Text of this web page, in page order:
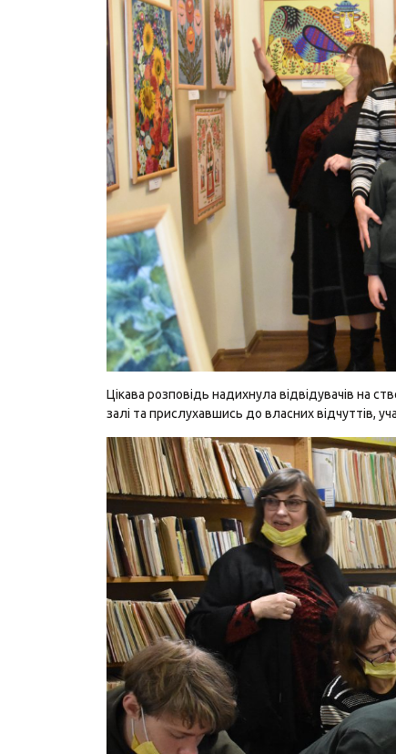
Цікава розповідь надихнула відвідувачів на
залі та прислухавшись до власних відчуттів,